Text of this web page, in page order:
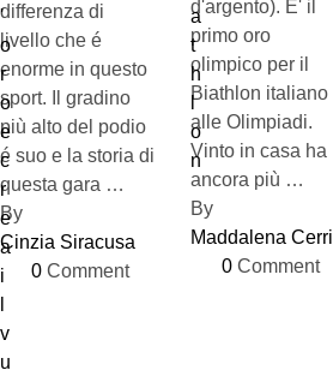
differenza di
livello che é
enorme in questo
sport. Il gradino
più alto del podio
é suo e la storia di
questa gara …
By
Cinzia Siracusa
0 Comment
d'argento). E' il
primo oro
olimpico per il
Biathlon italiano
alle Olimpiadi.
Vinto in casa ha
ancora più …
By
Maddalena Cerri
0 Comment